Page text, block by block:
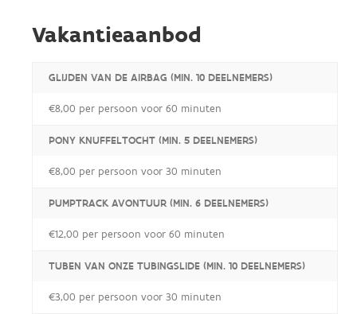
Vakantieaanbod
GLIJDEN VAN DE AIRBAG (MIN. 10 DEELNEMERS)
€8,00 per persoon voor 60 minuten
PONY KNUFFELTOCHT (MIN. 5 DEELNEMERS)
€8,00 per persoon voor 30 minuten
PUMPTRACK AVONTUUR (MIN. 6 DEELNEMERS)
€12,00 per persoon voor 60 minuten
TUBEN VAN ONZE TUBINGSLIDE (MIN. 10 DEELNEMERS)
€3,00 per persoon voor 30 minuten